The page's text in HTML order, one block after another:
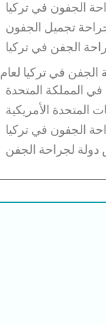
الجفون في تركيا
تجميل الجفون
الجفن في تركيا
في تركيا لعام 2026
المملكة المتحدة
المتحدة الأمريكية
الجفون في تركيا
دولة لجراحة الجفن